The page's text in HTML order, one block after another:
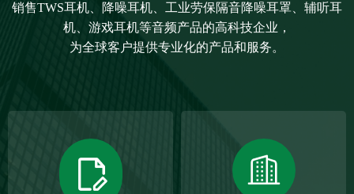
销售TWS耳机、降噪耳机、工业劳保隔音降噪耳罩、辅听耳
机、游戏耳机等音频产品的高科技企业，
为全球客户提供专业化的产品和服务。